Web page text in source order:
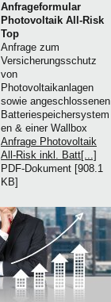
Anfrageformular
Photovoltaik All-Risk
Top
Anfrage zum
Versicherungsschutz
von
Photovoltaikanlagen
sowie angeschlossenen
Batteriespeichersystem
en & einer Wallbox
Anfrage Photovoltaik
All-Risk inkl. Batt[...]
PDF-Dokument [908.1
KB]